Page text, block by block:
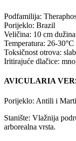
Podfamilija:
Porijeklo: Brazil
Veličina: 10 cm
Temperatura: 26-30°C
Toksičnost otrova:
Iritirajuće dlačice:
AVICULARIA
Porijeklo: Antili i
Stanište: Vlažnija
arborealna vrsta.